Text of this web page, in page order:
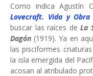
Como indica
Lovecraft. Vida y Obra
buscar las raíces deLa
Dagón (1919). Ya en
las pisciformes
la isla emergida del
acosan al atribulado